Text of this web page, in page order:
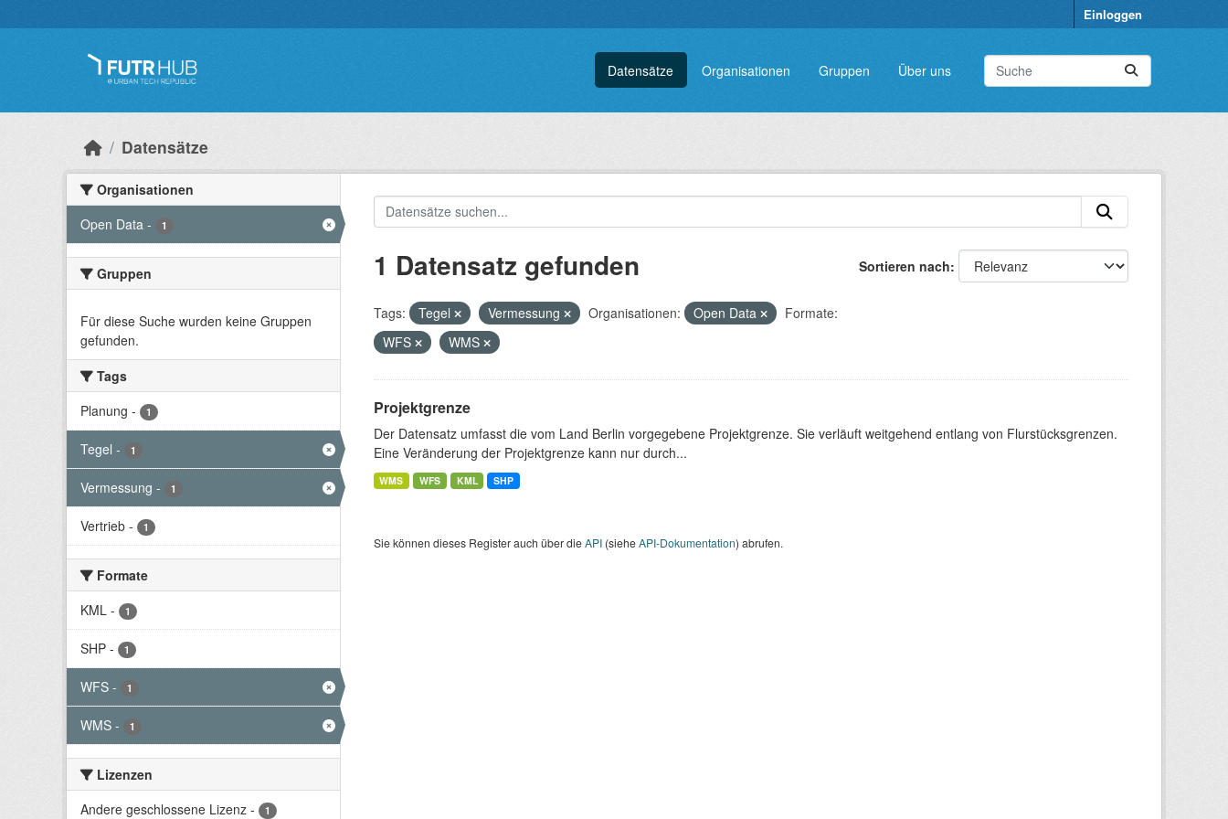
Einloggen
Datensätze Organisationen Gruppen Über uns
Datensätze
Organisationen
Open Data - 1
Gruppen
Für diese Suche wurden keine Gruppen
gefunden.
Tags
Planung - 1
Tegel - 1
Vermessung - 1
Vertrieb - 1
Formate
KML - 1
SHP - 1
WFS - 1
WMS - 1
Lizenzen
Andere geschlossene Lizenz - 1
Sortieren nach
1 Datensatz gefunden
Tags: Tegel Vermessung Organisationen: Open Data
Formate:
WFS
WMS
Projektgrenze
Der Datensatz umfasst die vom Land Berlin vorgegebene Projektgrenze. Sie verläuft weitgehend entlang von Flurstücksgrenzen.
Eine Veränderung der Projektgrenze kann nur durch...
WMS WFS KML SHP
Sie können dieses Register auch über dieAPI(sieheAPI-Dokumentation) abrufen.